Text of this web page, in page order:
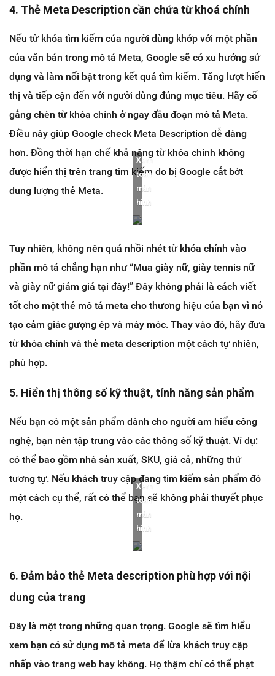
4. Thẻ Meta Description cần chứa từ khoá chính
Nếu từ khóa tìm kiếm của người dùng khớp với một phần
của văn bản trong mô tả Meta, Google sẽ có xu hướng sử
dụng và làm nổi bật trong kết quả tìm kiếm. Tăng lượt hiển
thị và tiếp cận đến với người dùng đúng mục tiêu. Hãy cố
gắng chèn từ khóa chính ở ngay đầu đoạn mô tả Meta.
Điều này giúp Google check Meta Description dễ dàng
hơn. Đồng thời hạn chế khả năng từ khóa chính không
được hiển thị trên trang tìm kiếm do bị Google cắt bớt
dung lượng thẻ Meta.
Xem
toàn
màn
hình
Tuy nhiên, không nên quá nhồi nhét từ khóa chính vào
phần mô tả chẳng hạn như “Mua giày nữ, giày tennis nữ
và giày nữ giảm giá tại đây!” Đây không phải là cách viết
tốt cho một thẻ mô tả meta cho thương hiệu của bạn vì nó
tạo cảm giác gượng ép và máy móc. Thay vào đó, hãy đưa
từ khóa chính và thẻ meta description một cách tự nhiên,
phù hợp.
5. Hiển thị thông số kỹ thuật, tính năng sản phẩm
Nếu bạn có một sản phẩm dành cho người am hiểu công
nghệ, bạn nên tập trung vào các thông số kỹ thuật. Ví dụ:
có thể bao gồm nhà sản xuất, SKU, giá cả, những thứ
tương tự. Nếu khách truy cập đang tìm kiếm sản phẩm đó
một cách cụ thể, rất có thể bạn sẽ không phải thuyết phục
họ.
Xem
toàn
màn
hình
6. Đảm bảo thẻ Meta description phù hợp với nội
dung của trang
Đây là một trong những quan trọng. Google sẽ tìm hiểu
xem bạn có sử dụng mô tả meta để lừa khách truy cập
nhấp vào trang web hay không. Họ thậm chí có thể phạt